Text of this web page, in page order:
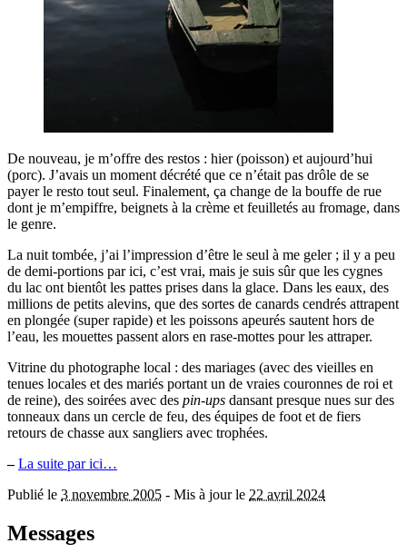
De nouveau, je m’offre des restos : hier (poisson) et aujourd’hui
(porc). J’avais un moment décrété que ce n’était pas drôle de se
payer le resto tout seul. Finalement, ça change de la bouffe de rue
dont je m’empiffre, beignets à la crème et feuilletés au fromage, dans
le genre.
La nuit tombée, j’ai l’impression d’être le seul à me geler ; il y a peu
de demi-portions par ici, c’est vrai, mais je suis sûr que les cygnes
du lac ont bientôt les pattes prises dans la glace. Dans les eaux, des
millions de petits alevins, que des sortes de canards cendrés attrapent
en plongée (super rapide) et les poissons apeurés sautent hors de
l’eau, les mouettes passent alors en rase-mottes pour les attraper.
Vitrine du photographe local : des mariages (avec des vieilles en
tenues locales et des mariés portant un de vraies couronnes de roi et
de reine), des soirées avec des pin-ups dansant presque nues sur des
tonneaux dans un cercle de feu, des équipes de foot et de fiers
retours de chasse aux sangliers avec trophées.
– La suite par ici…
Publié le 3 novembre 2005 - Mis à jour le 22 avril 2024
Messages